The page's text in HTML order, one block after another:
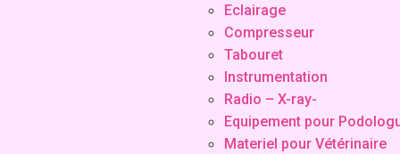
Eclairage
Compresseur
Tabouret
Instrumentation
Radio – X-ray-
Equipement pour
Materiel pour Vétérinaire